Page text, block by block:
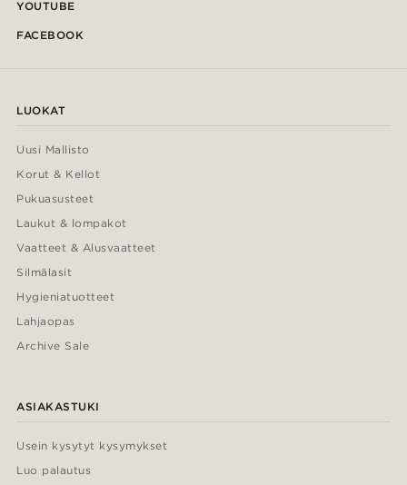
YOUTUBE
FACEBOOK
LUOKAT
Uusi Mallisto
Korut & Kellot
Pukuasusteet
Laukut & lompakot
Vaatteet & Alusvaatteet
Silmälasit
Hygieniatuotteet
Lahjaopas
Archive Sale
ASIAKASTUKI
Usein kysytyt kysymykset
Luo palautus